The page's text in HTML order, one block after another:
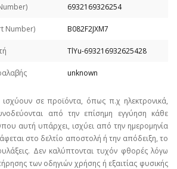
6932169326254
Number) B082F2JXM7
TlYu-693216932625428
unknown
ισχύουν σε προϊόντα, όπως π.χ ηλεκτρονικά,
από την επίσημη εγγύηση κάθε
αυτή υπάρχει, ισχύει από την ημερομηνία
στο δελτίο αποστολή ή την απόδειξη, το
Δεν καλύπτονται τυχόν φθορές λόγω
των οδηγιών χρήσης ή εξαιτίας φυσικής